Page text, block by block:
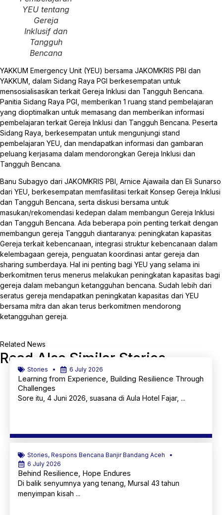
YEU tentang
Gereja
Inklusif dan
Tangguh
Bencana
YAKKUM Emergency Unit (YEU) bersama JAKOMKRIS PBI dan
YAKKUM, dalam Sidang Raya PGI berkesempatan untuk
mensosialisasikan terkait Gereja Inklusi dan Tangguh Bencana.
Panitia Sidang Raya PGI, memberikan 1 ruang stand pembelajaran
yang dioptimalkan untuk memasang dan memberikan informasi
pembelajaran terkait Gereja Inklusi dan Tangguh Bencana. Peserta
Sidang Raya, berkesempatan untuk mengunjungi stand
pembelajaran YEU, dan mendapatkan informasi dan gambaran
peluang kerjasama dalam mendorongkan Gereja Inklusi dan
Tangguh Bencana.
Banu Subagyo dari JAKOMKRIS PBI, Arnice Ajawaila dan Eli Sunarso
dari YEU, berkesempatan memfasilitasi terkait Konsep Gereja Inklusi
dan Tangguh Bencana, serta diskusi bersama untuk
masukan/rekomendasi kedepan dalam membangun Gereja Inklusi
dan Tangguh Bencana. Ada beberapa poin penting terkait dengan
membangun gereja Tangguh diantaranya: peningkatan kapasitas
Gereja terkait kebencanaan, integrasi struktur kebencanaan dalam
kelembagaan gereja, penguatan koordinasi antar gereja dan
sharing sumberdaya. Hal ini penting bagi YEU yang selama ini
berkomitmen terus menerus melakukan peningkatan kapasitas bagi
gereja dalam mebangun ketangguhan bencana. Sudah lebih dari
seratus gereja mendapatkan peningkatan kapasitas dari YEU
bersama mitra dan akan terus berkomitmen mendorong
ketangguhan gereja.
Related News
Read Also Similar Stories
Stories 6 July 2026
Learning from Experience, Building Resilience Through
Challenges
Sore itu, 4 Juni 2026, suasana di Aula Hotel Fajar, ...
Stories, Respons Bencana Banjir Bandang Aceh
6 July 2026
Behind Resilience, Hope Endures
Di balik senyumnya yang tenang, Mursal 43 tahun
menyimpan kisah ...